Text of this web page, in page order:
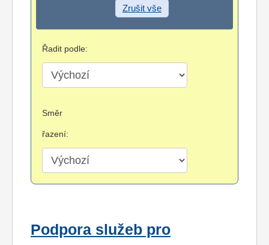
Zrušit vše
Řadit podle:
Směr
řazení:
Podpora služeb pro